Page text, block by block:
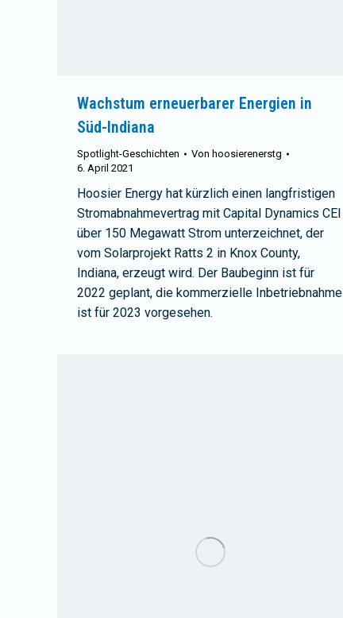
Wachstum erneuerbarer Energien in
Süd-Indiana
Spotlight-Geschichten Von hoosierenerstg
6. April 2021
Hoosier Energy hat kürzlich einen langfristigen
Stromabnahmevertrag mit Capital Dynamics CEI
über 150 Megawatt Strom unterzeichnet, der
vom Solarprojekt Ratts 2 in Knox County,
Indiana, erzeugt wird. Der Baubeginn ist für
2022 geplant, die kommerzielle Inbetriebnahme
ist für 2023 vorgesehen.